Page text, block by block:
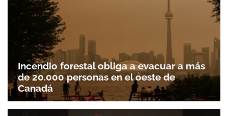
Gracias por suscribirte a nuestro boletín.
Incendio forestal obliga a evacuar a más
de 20.000 personas en el oeste de
Canadá